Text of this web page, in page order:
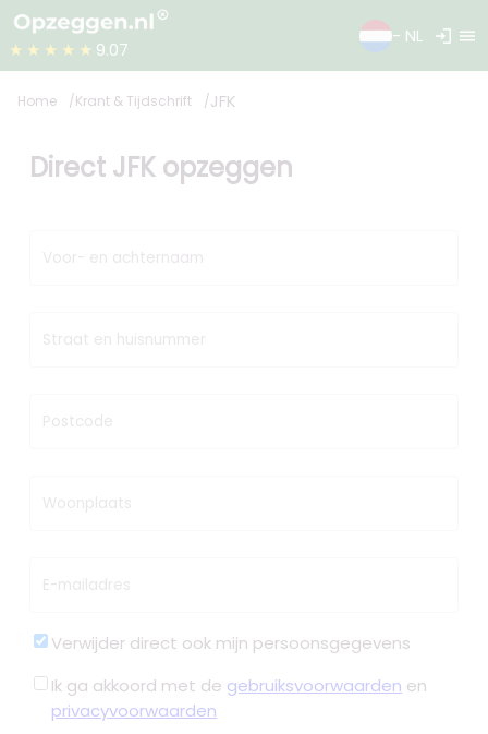
★★★★★ 9.07
- NL login menu
Home Krant & Tijdschrift JFK
Direct JFK opzeggen
Voor- en achternaam
Straat en huisnummer
Postcode
Woonplaats
E-mailadres
Verwijder direct ook mijn persoonsgegevens
Ik ga akkoord met de gebruiksvoorwaarden en
privacyvoorwaarden